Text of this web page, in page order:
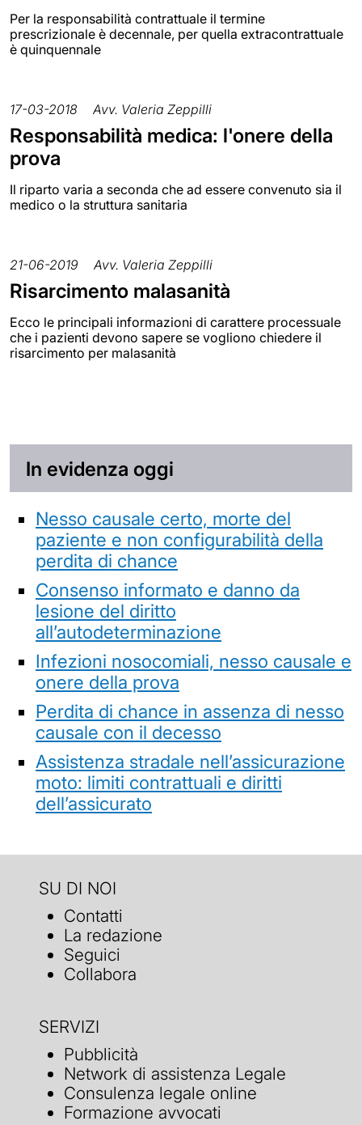
Per la responsabilità contrattuale il termine
prescrizionale è decennale, per quella extracontrattuale
è quinquennale
17-03-2018 Avv. Valeria Zeppilli
Responsabilità medica: l'onere della
prova
Il riparto varia a seconda che ad essere convenuto sia il
medico o la struttura sanitaria
21-06-2019 Avv. Valeria Zeppilli
Risarcimento malasanità
Ecco le principali informazioni di carattere processuale
che i pazienti devono sapere se vogliono chiedere il
risarcimento per malasanità
In evidenza oggi
Nesso causale certo, morte del
paziente e non configurabilità della
perdita di chance
Consenso informato e danno da
lesione del diritto
all’autodeterminazione
Infezioni nosocomiali, nesso causale e
onere della prova
Perdita di chance in assenza di nesso
causale con il decesso
Assistenza stradale nell’assicurazione
moto: limiti contrattuali e diritti
dell’assicurato
SU DI NOI
Contatti
La redazione
Seguici
Collabora
SERVIZI
Pubblicità
Network di assistenza Legale
Consulenza legale online
Formazione avvocati